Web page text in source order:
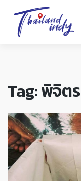
Tag:พิจิตร